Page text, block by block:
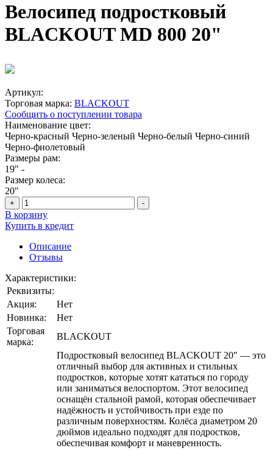
Велосипед подростковый
BLACKOUT MD 800 20"
Артикул:
Торговая марка: BLACKOUT
Сообщить о поступлении товара
Наименование цвет:
Черно-красный Черно-зеленый Черно-белый Черно-синий
Черно-фиолетовый
Размеры рам:
19" -
Размер колеса:
20"
+ -
В корзину
Купить в кредит
Описание
Отзывы
Характеристики:
Реквизиты:
Акция:
Нет
Новинка:
Нет
Торговая
марка:
BLACKOUT
Подростковый велосипед BLACKOUT 20" — это
отличный выбор для активных и стильных
подростков, которые хотят кататься по городу
или заниматься велоспортом. Этот велосипед
оснащён стальной рамой, которая обеспечивает
надёжность и устойчивость при езде по
различным поверхностям. Колёса диаметром 20
дюймов идеально подходят для подростков,
обеспечивая комфорт и маневренность.